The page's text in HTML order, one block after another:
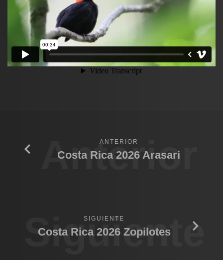
Anterior
ANTERIOR
Costa Rica 2026 Arasari
Siguiente
SIGUIENTE
Costa Rica 2026 Zopilotes